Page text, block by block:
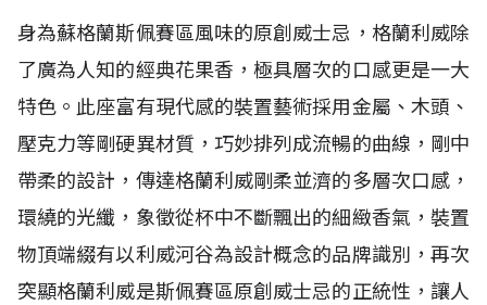
身為蘇格蘭斯佩賽區風味的原創威士忌，格蘭利威除
了廣為人知的經典花果香，極具層次的口感更是一大
特色。此座富有現代感的裝置藝術採用金屬、木頭、
壓克力等剛硬異材質，巧妙排列成流暢的曲線，剛中
帶柔的設計，傳達格蘭利威剛柔並濟的多層次口感，
環繞的光纖，象徵從杯中不斷飄出的細緻香氣，裝置
物頂端綴有以利威河谷為設計概念的品牌識別，再次
突顯格蘭利威是斯佩賽區原創威士忌的正統性，讓人